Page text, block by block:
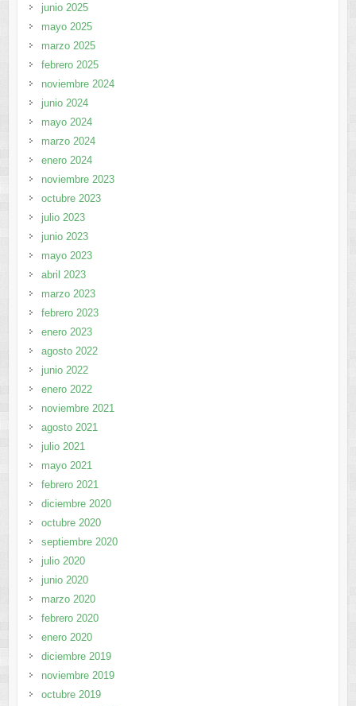
junio 2025
mayo 2025
marzo 2025
febrero 2025
noviembre 2024
junio 2024
mayo 2024
marzo 2024
enero 2024
noviembre 2023
octubre 2023
julio 2023
junio 2023
mayo 2023
abril 2023
marzo 2023
febrero 2023
enero 2023
agosto 2022
junio 2022
enero 2022
noviembre 2021
agosto 2021
julio 2021
mayo 2021
febrero 2021
diciembre 2020
octubre 2020
septiembre 2020
julio 2020
junio 2020
marzo 2020
febrero 2020
enero 2020
diciembre 2019
noviembre 2019
octubre 2019